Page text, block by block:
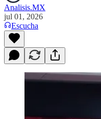
Analisis.MX
jul 01, 2026
Escucha